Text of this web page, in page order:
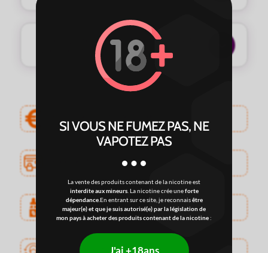
Un e-liquide 50ml peut-il être utilisé tel
quel, sans booster ?
Paiements sécurisés
Très haute qualité
Service client professionnel
SI VOUS NE FUMEZ PAS, NE
VAPOTEZ PAS
La vente des produits contenant de la nicotine est
interdite aux mineurs. La nicotine crée uneforte
dépendance.En entrant sur ce site, je reconnaisêtre
majeur(e) et que je suis autorisé(e) par la législation de
mon pays à acheter des produits contenant de la nicotine:
J'ai +18ans